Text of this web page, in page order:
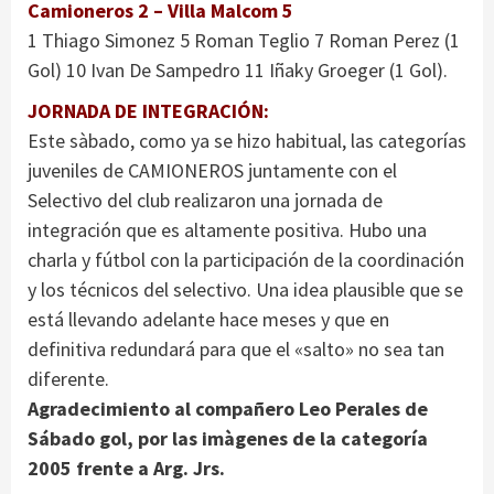
Camioneros 2 – Villa Malcom 5
1 Thiago Simonez 5 Roman Teglio 7 Roman Perez (1
Gol) 10 Ivan De Sampedro 11 Iñaky Groeger (1 Gol).
JORNADA DE INTEGRACIÓN:
Este sàbado, como ya se hizo habitual, las categorías
juveniles de CAMIONEROS juntamente con el
Selectivo del club realizaron una jornada de
integración que es altamente positiva. Hubo una
charla y fútbol con la participación de la coordinación
y los técnicos del selectivo. Una idea plausible que se
está llevando adelante hace meses y que en
definitiva redundará para que el «salto» no sea tan
diferente.
Agradecimiento al compañero Leo Perales de
Sábado gol, por las imàgenes de la categoría
2005 frente a Arg. Jrs.